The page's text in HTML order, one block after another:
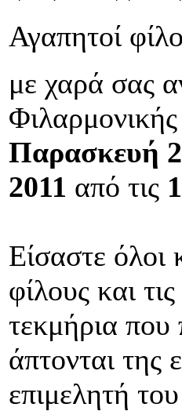
Αγαπητοί
με χαρά σας
Παρασκευή
2011 από τις
Είσαστε όλοι
φίλους και
τεκμήρια που
άπτονται της
επιμελητή